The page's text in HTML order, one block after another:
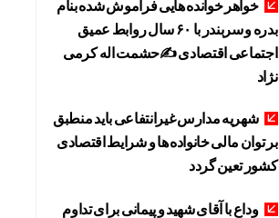
خواهر خوانده هایی فراموش شده بنام
بدره و سربندر با ۶۰ سال روابط عمیق
اجتماعی اقتصادی ✍حشمت اله کرمی
نژاد
شهریه مدارس غیرانتفاعی باید منطبق
بر توان مالی خانواده ها و شرایط اقتصادی
کشور تعین گردد
وداع با آقای شهید و پیمانی برای تداوم